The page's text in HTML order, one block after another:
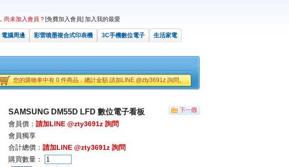
， 尚未加入會員？ [免費加入會員] 加入我的最愛
電腦周邊 彩雷噴墨複合式印表機 3C手機數位電子
生活家電
您的購物車中有 0 件商品，總計金額 請加LINE @zty3691z 詢問。
SAMSUNG DM55D LFD 數位電子看板
會員價： 請加LINE @zty3691z 詢問
會員獨享
合計總價： 請加LINE @zty3691z 詢問
購買數量：